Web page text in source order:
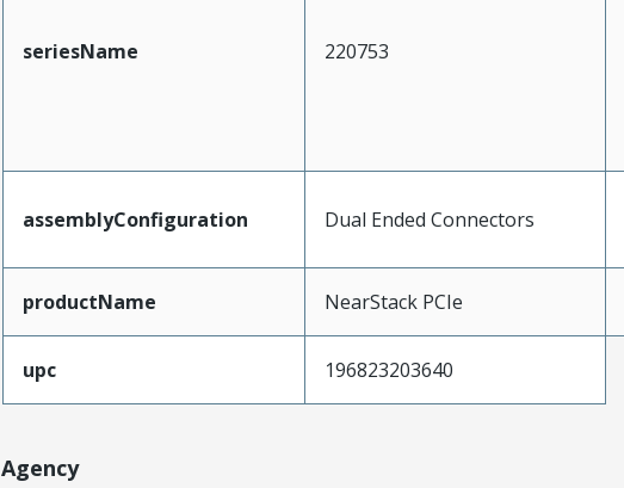
seriesName 220753
assemblyConfiguration Dual Ended Connectors
productName NearStack PCIe
upc 196823203640
Agency